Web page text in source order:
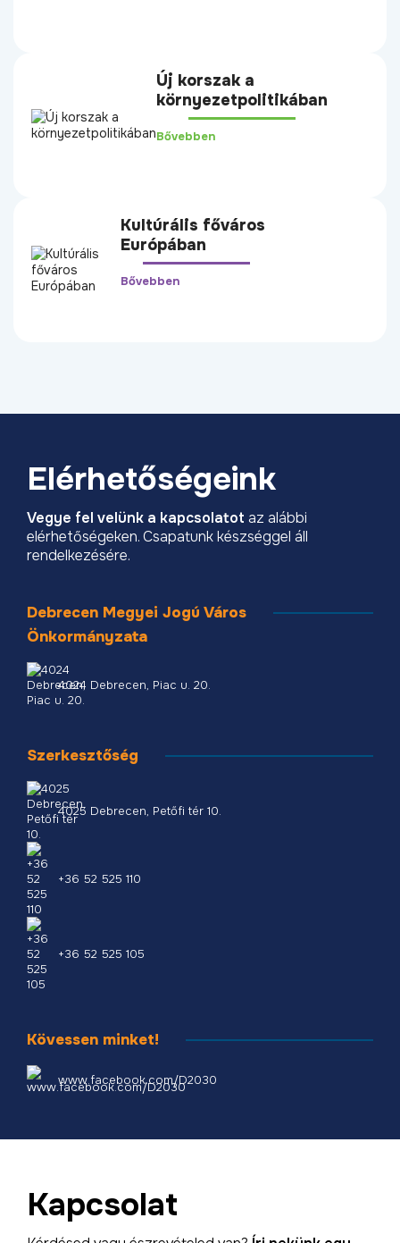
Új korszak a
környezetpolitikában
Bővebben
Kultúrális főváros
Európában
Bővebben
Elérhetőségeink
Vegye fel velünk a kapcsolatot az alábbi
elérhetőségeken. Csapatunk készséggel áll
rendelkezésére.
Debrecen Megyei Jogú Város
Önkormányzata
4024 Debrecen, Piac u. 20.
Szerkesztőség
4025 Debrecen, Petőfi tér 10.
+36 52 525 110
+36 52 525 105
Kövessen minket!
www.facebook.com/D2030
Kapcsolat